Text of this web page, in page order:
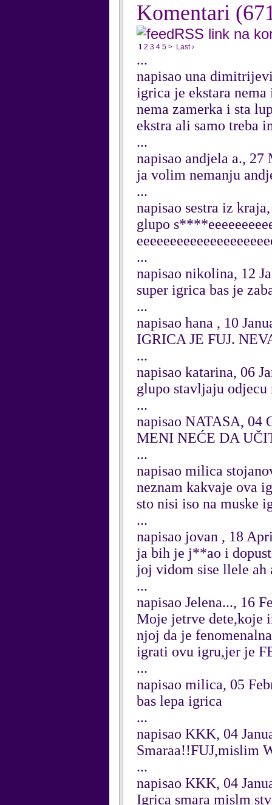
Komentari
RSS link na
1 2 3 4 5 > Last ›
...
napisao una
igrica je ekstara
nema zamerka i sta
ekstra ali samo treba
...
napisao andjela a., 27
ja volim nemanju
...
napisao sestra iz
glupo
...
napisao nikolina, 12
super igrica bas je
...
napisao hana , 10
IGRICA JE FUJ.
...
napisao katarina, 06
glupo stavljaju odjecu
...
napisao NATASA, 04
MENI NEĆE DA
...
napisao milica
neznam kakvaje ova
sto nisi iso na muske
...
napisao jovan , 18
ja bih je j**ao i
joj vidom sise llele ah
...
napisao Jelena..., 16
Moje jetrve dete,koje
njoj da je
igrati ovu igru,jer je
...
napisao milica, 05
bas lepa igrica
...
napisao KKK, 04
Smaraa!!FUJ,mislim
...
napisao KKK, 04
Igrica smara mislm